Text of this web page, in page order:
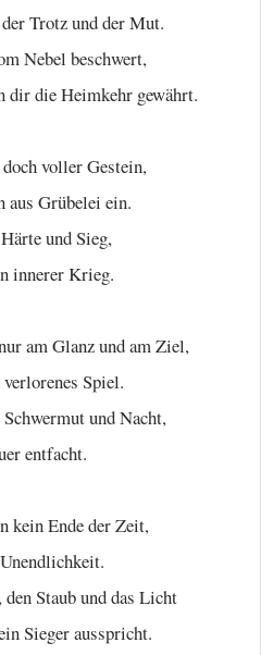
Trotz und der Mut.
Nebel beschwert,
dir die Heimkehr gewährt.
voller Gestein,
aus Grübelei ein.
und Sieg,
innerer Krieg.
am Glanz und am Ziel,
Spiel.
und Nacht,
entfacht.
kein Ende der Zeit,
Staub und das Licht
Sieger ausspricht.